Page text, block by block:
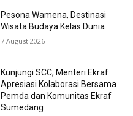
Pesona Wamena, Destinasi
Wisata Budaya Kelas Dunia
7 August 2026
Kunjungi SCC, Menteri Ekraf
Apresiasi Kolaborasi Bersama
Pemda dan Komunitas Ekraf
Sumedang